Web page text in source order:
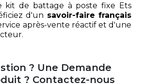
kit de battage à poste fixe Ets
d'un savoir-faire français
après-vente réactif et d'une
? Une Demande
? Contactez-nous